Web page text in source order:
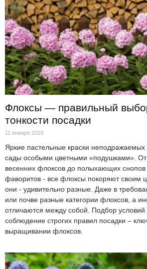
Флоксы — правильный
тонкости посадки
11 января 2019
Яркие пастельные краски
сады особыми цветными «подушками». От
весенних флоксов до полыхающих снопов
фаворитов - все флоксы покоряют своим
они - удивительно разные. Даже в
или почве разные категории флоксов, а
отличаются между собой. Подбор
соблюдение строгих правил посадки –
выращивании флоксов.